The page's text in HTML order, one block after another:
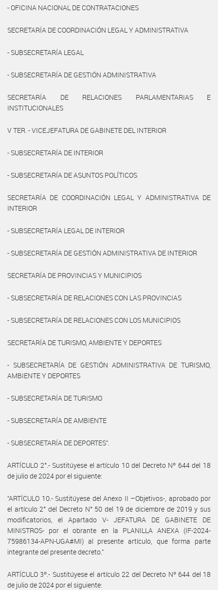
- OFICINA NACIONAL DE CONTRATACIONES
SECRETARÍA DE COORDINACIÓN LEGAL Y ADMINISTRATIVA
- SUBSECRETARÍA LEGAL
- SUBSECRETARÍA DE GESTIÓN ADMINISTRATIVA
SECRETARÍA DE RELACIONES PARLAMENTARIAS E
INSTITUCIONALES
V TER. - VICEJEFATURA DE GABINETE DEL INTERIOR
- SUBSECRETARÍA DE INTERIOR
- SUBSECRETARÍA DE ASUNTOS POLÍTICOS
SECRETARÍA DE COORDINACIÓN LEGAL Y ADMINISTRATIVA DE
INTERIOR
- SUBSECRETARÍA LEGAL DE INTERIOR
- SUBSECRETARÍA DE GESTIÓN ADMINISTRATIVA DE INTERIOR
SECRETARÍA DE PROVINCIAS Y MUNICIPIOS
- SUBSECRETARÍA DE RELACIONES CON LAS PROVINCIAS
- SUBSECRETARÍA DE RELACIONES CON LOS MUNICIPIOS
SECRETARÍA DE TURISMO, AMBIENTE Y DEPORTES
- SUBSECRETARÍA DE GESTIÓN ADMINISTRATIVA DE TURISMO,
AMBIENTE Y DEPORTES
- SUBSECRETARÍA DE TURISMO
- SUBSECRETARÍA DE AMBIENTE
- SUBSECRETARÍA DE DEPORTES”.
ARTÍCULO 2°.- Sustitúyese el artículo 10 del Decreto Nº 644 del 18
de julio de 2024 por el siguiente:
“ARTÍCULO 10.- Sustitúyese del Anexo II –Objetivos-, aprobado por
el artículo 2° del Decreto N° 50 del 19 de diciembre de 2019 y sus
modificatorios, el Apartado V- JEFATURA DE GABINETE DE
MINISTROS- por el obrante en la PLANILLA ANEXA (IF-2024-
75986134-APN-UGA#MI) al presente artículo, que forma parte
integrante del presente decreto.”
ARTÍCULO 3º.- Sustitúyese el artículo 22 del Decreto Nº 644 del 18
de julio de 2024 por el siguiente: